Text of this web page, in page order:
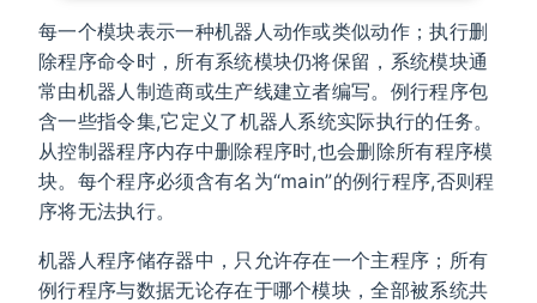
每一个模块表示一种机器人动作或类似动作；执行删
除程序命令时，所有系统模块仍将保留，系统模块通
常由机器人制造商或生产线建立者编写。例行程序包
含一些指令集,它定义了机器人系统实际执行的任务。
从控制器程序内存中删除程序时,也会删除所有程序模
块。每个程序必须含有名为“main”的例行程序,否则程
序将无法执行。
机器人程序储存器中，只允许存在一个主程序；所有
例行程序与数据无论存在于哪个模块，全部被系统共